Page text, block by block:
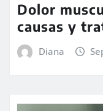
Dolor
causas y
Diana